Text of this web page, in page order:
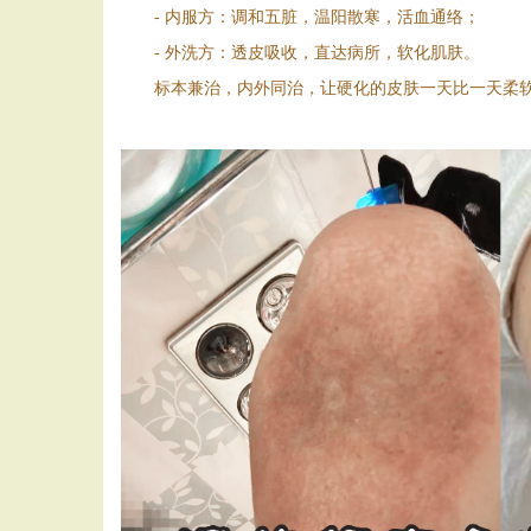
- 内服方：调和五脏，温阳散寒，活血通络；
- 外洗方：透皮吸收，直达病所，软化肌肤。
标本兼治，内外同治，让硬化的皮肤一天比一天